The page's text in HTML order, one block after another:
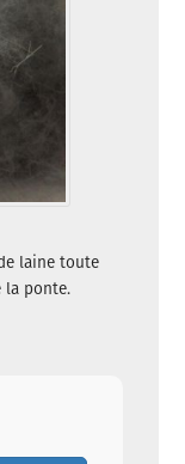
laine toute
la ponte.